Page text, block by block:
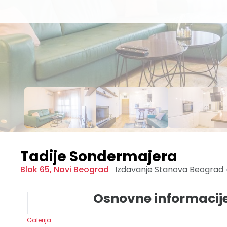
Tadije Sondermajera
Blok 65, Novi Beograd Izdavanje Stanova Beograd
Galerija
Osnovne